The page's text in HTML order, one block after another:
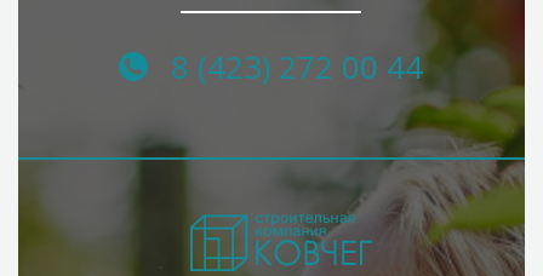
8 (423) 272 00 44